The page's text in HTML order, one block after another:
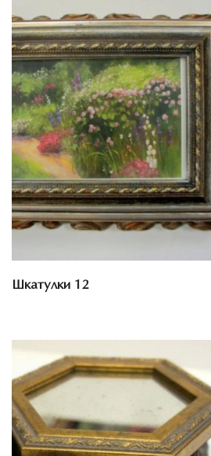
Смотреть проект
Шкатулки 12